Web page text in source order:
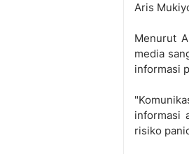
Aris
Menurut
media
informasi
informasi
risiko